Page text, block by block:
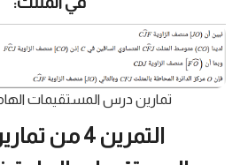
تمارين درس المستقيمات
التمرين 4